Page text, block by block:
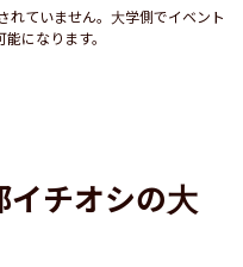
れていません。大学側でイベント
になります。
イチオシの大